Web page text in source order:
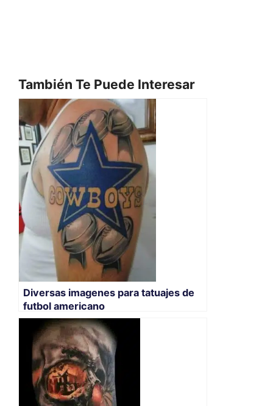
También Te Puede Interesar
Diversas imagenes para tatuajes de
futbol americano